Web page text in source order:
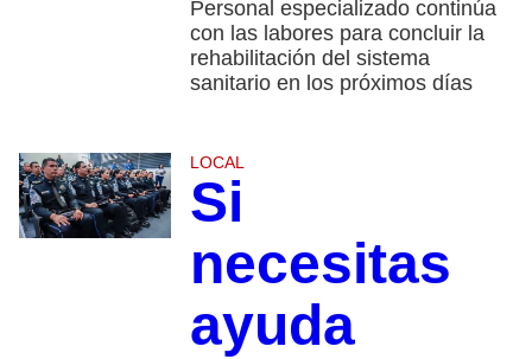
Personal especializado continúa
con las labores para concluir la
rehabilitación del sistema
sanitario en los próximos días
LOCAL
Si
necesitas
ayuda